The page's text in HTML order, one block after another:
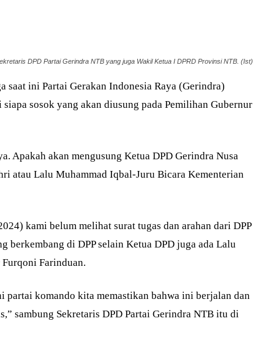
DPD Partai Gerindra NTB yang juga Wakil Ketua I DPRD Provinsi NTB. (Ist)
saat ini Partai Gerakan Indonesia Raya (Gerindra)
siapa sosok yang akan diusung pada Pemilihan Gubernur
Apakah akan mengusung Ketua DPD Gerindra Nusa
atau Lalu Muhammad Iqbal-Juru Bicara Kementerian
kami belum melihat surat tugas dan arahan dari DPP
berkembang di DPP selain Ketua DPD juga ada Lalu
Farinduan.
partai komando kita memastikan bahwa ini berjalan dan
sambung Sekretaris DPD Partai Gerindra NTB itu di